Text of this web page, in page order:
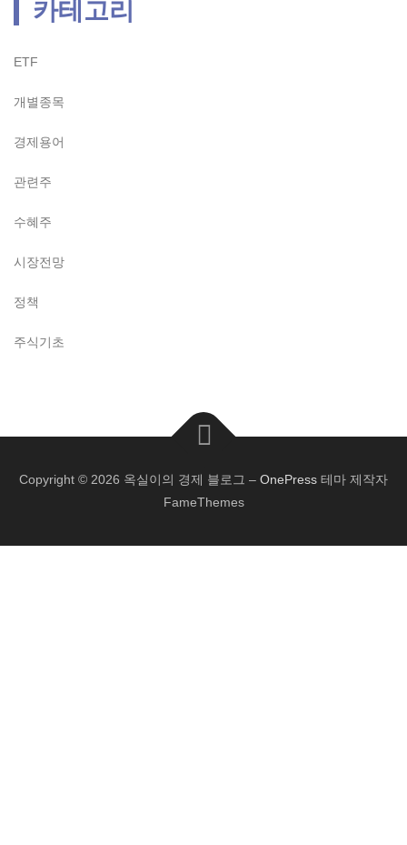
카테고리
ETF
개별종목
경제용어
관련주
수혜주
시장전망
정책
주식기초
Copyright © 2026 옥실이의 경제 블로그 – OnePress 테마 제작자
FameThemes